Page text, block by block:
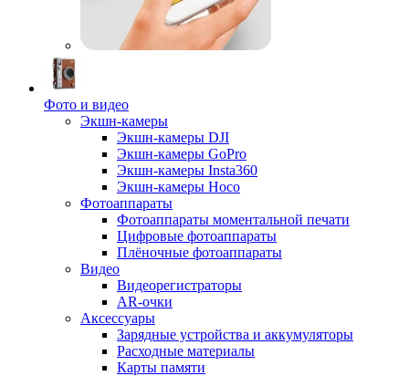
Фото и видео
Экшн-камеры
Экшн-камеры DJI
Экшн-камеры GoPro
Экшн-камеры Insta360
Экшн-камеры Hoco
Фотоаппараты
Фотоаппараты моментальной печати
Цифровые фотоаппараты
Плёночные фотоаппараты
Видео
Видеорегистраторы
AR-очки
Аксессуары
Зарядные устройства и аккумуляторы
Расходные материалы
Карты памяти